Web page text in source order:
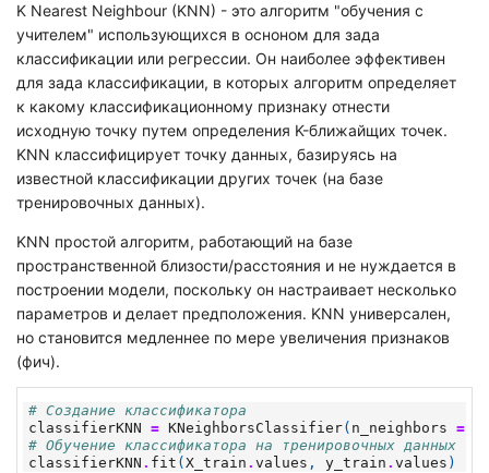
K Nearest Neighbour (KNN) - это алгоритм "обучения с
учителем" использующихся в осноном для зада
классификации или регрессии. Он наиболее эффективен
для зада классификации, в которых алгоритм определяет
к какому классификационному признаку отнести
исходную точку путем определения K-ближайщих точек.
KNN классифицирует точку данных, базируясь на
известной классификации других точек (на базе
тренировочных данных).
KNN простой алгоритм, работающий на базе
пространственной близости/расстояния и не нуждается в
построении модели, поскольку он настраивает несколько
параметров и делает предположения. KNN универсален,
но становится медленнее по мере увеличения признаков
(фич).
# Создание классификатора
classifierKNN
= KNeighborsClassifier( n_neighbors =
# Обучение классификатора на тренировочных данных
classifierKNN . fit (X_train .values , y_train .values )